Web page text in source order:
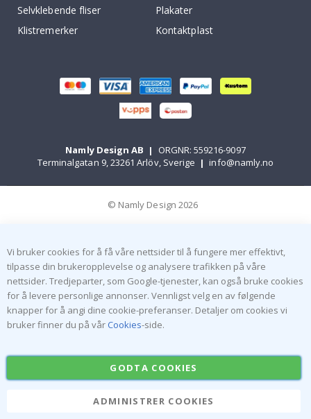
Selvklebende fliser
Plakater
Klistremerker
Kontaktplast
Namly Design AB |
ORGNR: 559216-9097
Terminalgatan 9, 23261 Arlöv, Sverige | info@namly.no
© Namly Design 2026
Vi bruker cookies for å få våre nettsider til å fungere mer effektivt,
tilpasse din brukeropplevelse og analysere trafikken på våre
nettsider. Tredjeparter, som Google-tjenester, kan også bruke cookies
for å levere personlige annonser. Vennligst velg en av følgende
knapper for å angi dine cookie-preferanser. Detaljer om cookies vi
bruker finner du på vår Cookies-side.
GODTA COOKIES
ADMINISTRER COOKIES